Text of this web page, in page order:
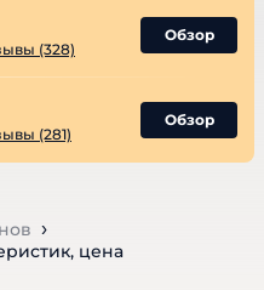
(328)
Обзор
(281)
Обзор
цена